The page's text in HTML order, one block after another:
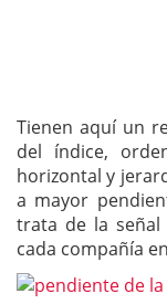
Tienen aquí un
del índice,
horizontal y
a mayor
trata de la señal
cada compañía